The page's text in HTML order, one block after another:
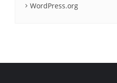
WordPress.org